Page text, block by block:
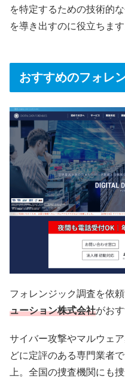
を特定するための技術的
を導き出すのに役立ちます
おすすめのフォレ
フォレンジック調査を依頼
ューション株式会社がおす
サイバー攻撃やマルウェ
どに定評のある専門業者
上。全国の捜査機関にも